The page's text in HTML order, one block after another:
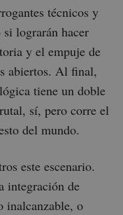
técnicos y
lograrán hacer
y el empuje de
abiertos. Al final,
tiene un doble
sí, pero corre el
del mundo.
este escenario.
integración de
inalcanzable, o